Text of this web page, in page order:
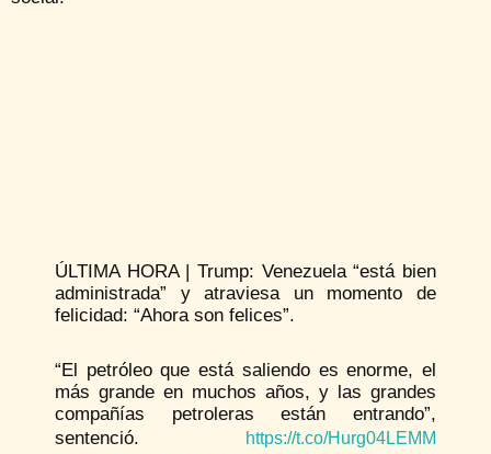
ÚLTIMA HORA | Trump: Venezuela “está bien
administrada” y atraviesa un momento de
felicidad: “Ahora son felices”.
“El petróleo que está saliendo es enorme, el
más grande en muchos años, y las grandes
compañías petroleras están entrando”,
sentenció.
https://t.co/Hurg04LEMM